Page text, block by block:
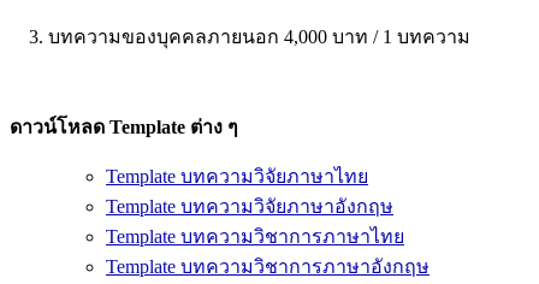
3. บทความของบุคคลภายนอก 4,000 บาท / 1 บทความ
ดาวน์โหลด Template ต่าง ๆ
Template บทความวิจัยภาษาไทย
Template บทความวิจัยภาษาอังกฤษ
Template บทความวิชาการภาษาไทย
Template บทความวิชาการภาษาอังกฤษ